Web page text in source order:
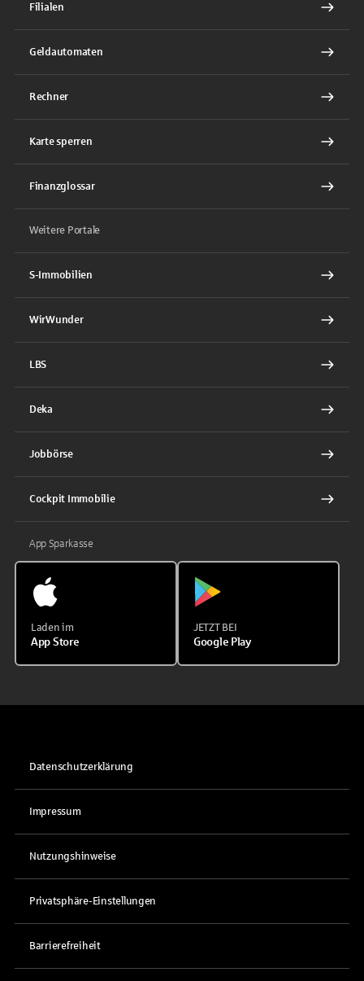
Filialen
Geldautomaten
Rechner
Karte sperren
Finanzglossar
Weitere Portale
S-Immobilien
WirWunder
LBS
Deka
Jobbörse
Cockpit Immobilie
App Sparkasse
Laden im
App Store
JETZT BEI
Google Play
Datenschutzerklärung
Impressum
Nutzungshinweise
Privatsphäre-Einstellungen
Barrierefreiheit